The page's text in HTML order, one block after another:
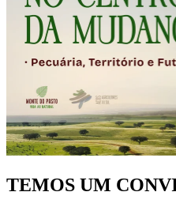
TEMOS UM